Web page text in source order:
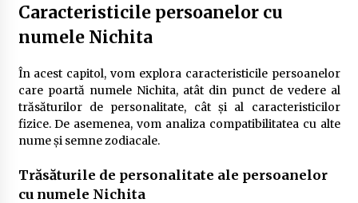
Caracteristicile persoanelor cu
numele Nichita
În acest capitol, vom explora caracteristicile persoanelor
care poartă numele Nichita, atât din punct de vedere al
trăsăturilor de personalitate, cât și al caracteristicilor
fizice. De asemenea, vom analiza compatibilitatea cu alte
nume și semne zodiacale.
Trăsăturile de personalitate ale persoanelor
cu numele Nichita